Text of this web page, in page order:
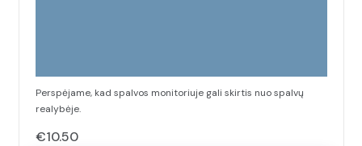
Perspėjame, kad spalvos monitoriuje gali skirtis nuo spalvų
realybėje.
€10.50